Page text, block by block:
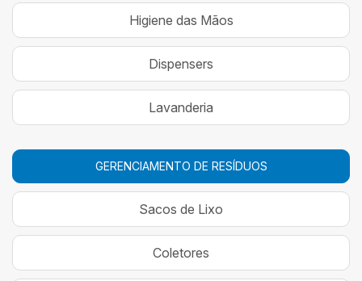
Higiene das Mãos
Dispensers
Lavanderia
GERENCIAMENTO DE RESÍDUOS
Sacos de Lixo
Coletores